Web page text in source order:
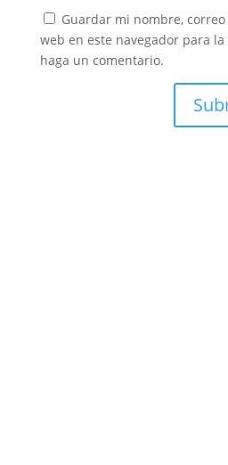
Guardar mi nombre,
web en este navegador para
haga un comentario.